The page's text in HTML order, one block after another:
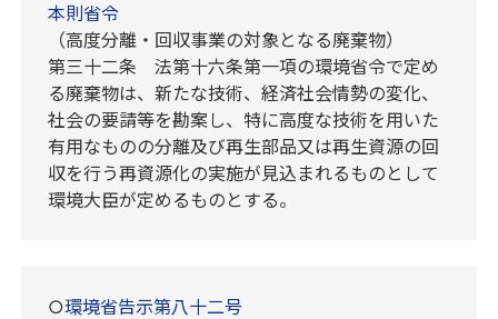
本則省令
（高度分離・回収事業の対象となる廃棄物）
第三十二条 法第十六条第一項の環境省令で定め
る廃棄物は、新たな技術、経済社会情勢の変化、
社会の要請等を勘案し、特に高度な技術を用いた
有用なものの分離及び再生部品又は再生資源の回
収を行う再資源化の実施が見込まれるものとして
環境大臣が定めるものとする。
○環境省告示第八十二号